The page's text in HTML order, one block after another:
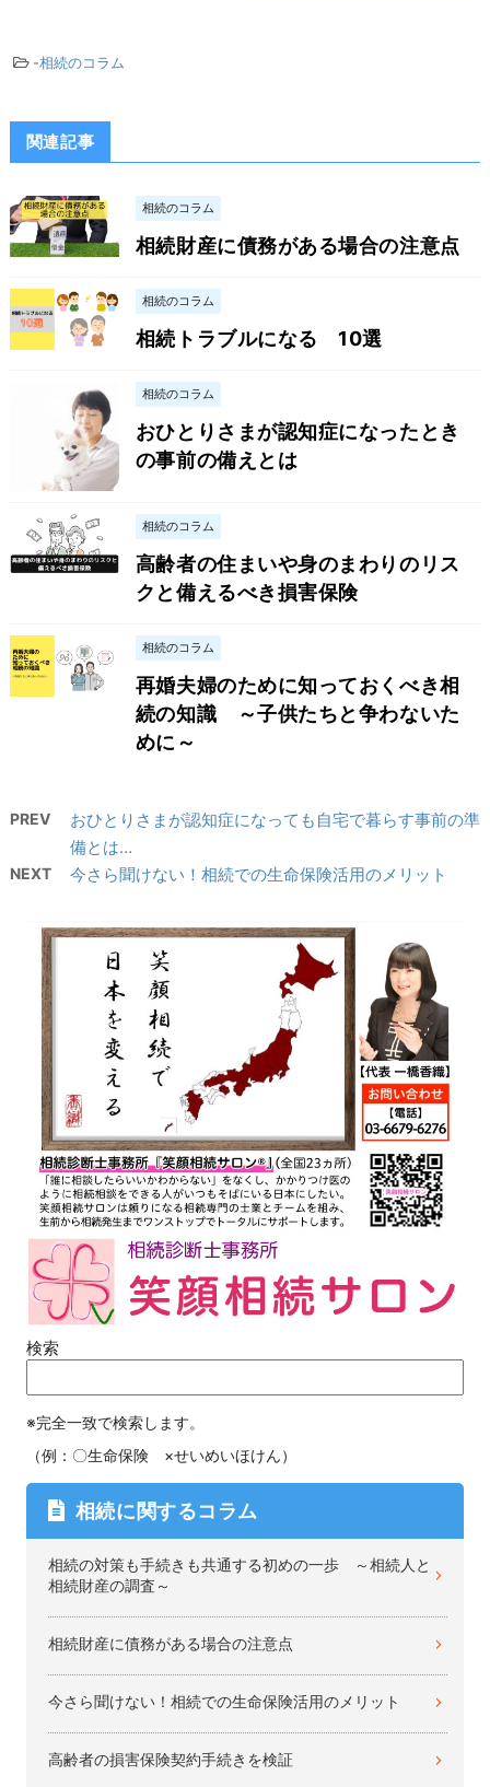
-相続のコラム
関連記事
相続のコラム
相続財産に債務がある場合の注意点
相続のコラム
相続トラブルになる 10選
相続のコラム
おひとりさまが認知症になったとき
の事前の備えとは
相続のコラム
高齢者の住まいや身のまわりのリス
クと備えるべき損害保険
相続のコラム
再婚夫婦のために知っておくべき相
続の知識 ～子供たちと争わないた
めに～
PREV
おひとりさまが認知症になっても自宅で暮らす事前の準
備とは…
NEXT 今さら聞けない！相続での生命保険活用のメリット
検索
※完全一致で検索します。
（例：〇生命保険 ×せいめいほけん）
相続に関するコラム
相続の対策も手続きも共通する初めの一歩 ～相続人と
相続財産の調査～
相続財産に債務がある場合の注意点
今さら聞けない！相続での生命保険活用のメリット
高齢者の損害保険契約手続きを検証